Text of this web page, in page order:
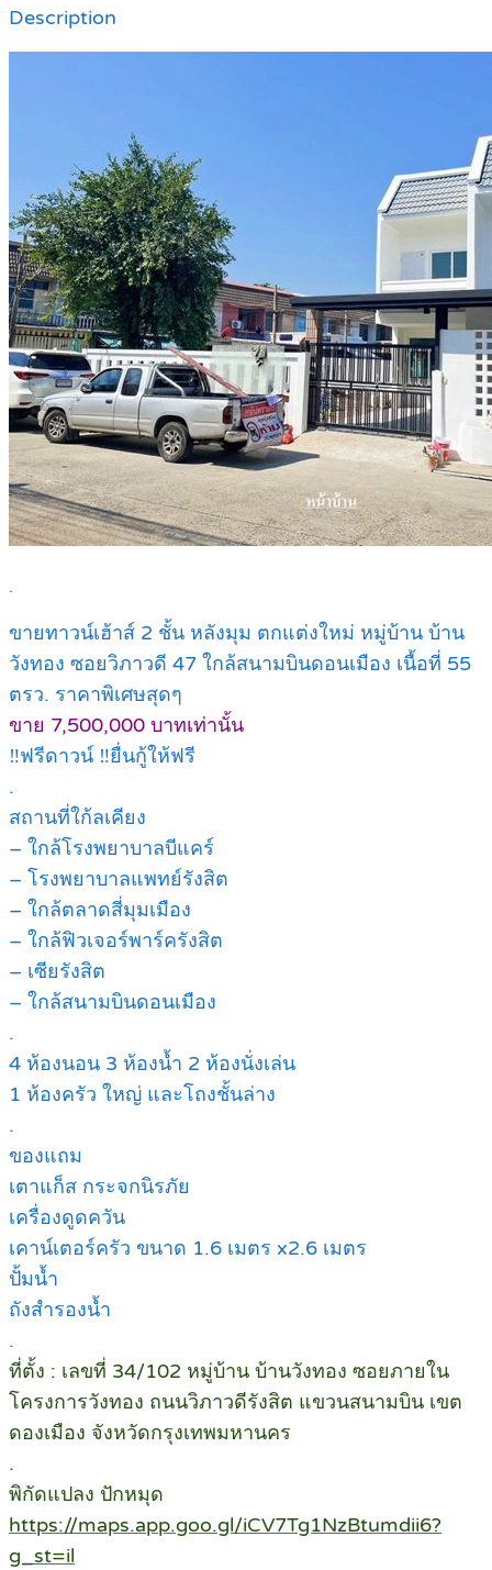
Description
.
ขายทาวน์เฮ้าส์ 2 ชั้น หลังมุม ตกแต่งใหม่ หมู่บ้าน บ้าน
วังทอง ซอยวิภาวดี 47 ใกล้สนามบินดอนเมือง เนื้อที่ 55
ตรว. ราคาพิเศษสุดๆ
ขาย 7,500,000 บาทเท่านั้น
‼️ฟรีดาวน์ ‼️ยื่นกู้ให้ฟรี
.
สถานที่ใก้ลเคียง
– ใกล้โรงพยาบาลบีแคร์
– โรงพยาบาลแพทย์รังสิต
– ใกล้ตลาดสี่มุมเมือง
– ใกล้ฟิวเจอร์พาร์ครังสิต
– เซียรังสิต
– ใกล้สนามบินดอนเมือง
.
4 ห้องนอน 3 ห้องน้ำ 2 ห้องนั่งเล่น
1 ห้องครัว ใหญ่ และโถงชั้นล่าง
.
ของแถม
เตาแก็ส กระจกนิรภัย
เครื่องดูดควัน
เคาน์เตอร์ครัว ขนาด 1.6 เมตร x2.6 เมตร
ปั้มน้ำ
ถังสำรองน้ำ
.
ที่ตั้ง : เลขที่ 34/102 หมู่บ้าน บ้านวังทอง ซอยภายใน
โครงการวังทอง ถนนวิภาวดีรังสิต แขวนสนามบิน เขต
ดองเมือง จังหวัดกรุงเทพมหานคร
.
พิกัดแปลง ปักหมุด
https://maps.app.goo.gl/iCV7Tg1NzBtumdii6?
g_st=il